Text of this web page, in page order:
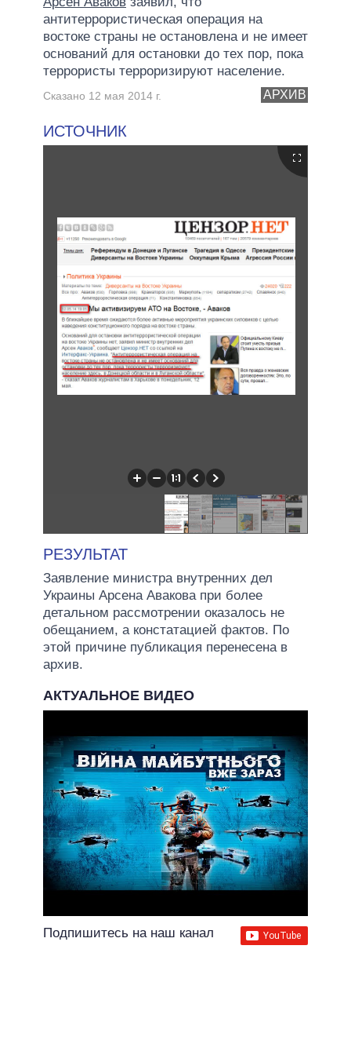
антитеррористическая операция на
востоке страны не остановлена и не имеет
оснований для остановки до тех пор, пока
террористы терроризируют население.
АРХИВ
Сказано 12 мая 2014 г.
ИСТОЧНИК
РЕЗУЛЬТАТ
Заявление министра внутренних дел
Украины Арсена Авакова при более
детальном рассмотрении оказалось не
обещанием, а констатацией фактов. По
этой причине публикация перенесена в
архив.
АКТУАЛЬНОЕ ВИДЕО
Подпишитесь на наш канал